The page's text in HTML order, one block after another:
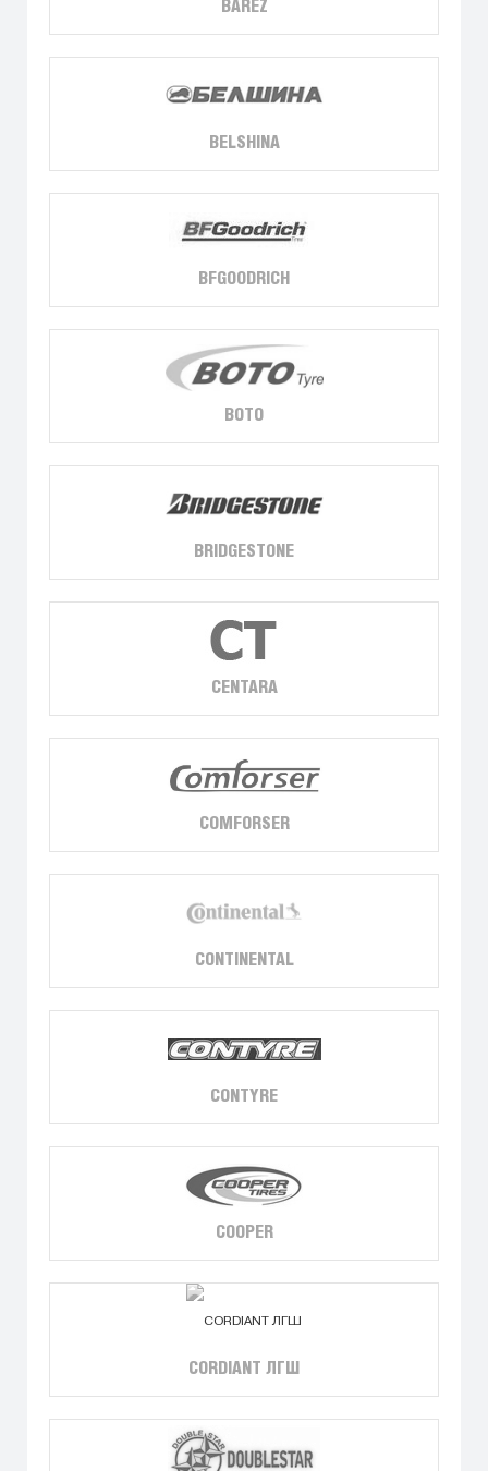
BAREZ
BELSHINA
BFGOODRICH
BOTO
BRIDGESTONE
CENTARA
COMFORSER
CONTINENTAL
CONTYRE
COOPER
CORDIANT ЛГШ